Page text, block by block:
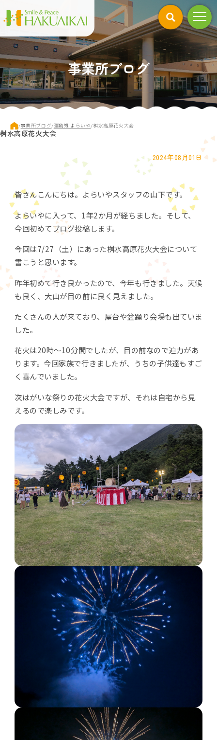
事業所ブログ
現
在
/事業所ブログ/運動処 よらいや/桝水高原花火大会
桝水高原花火大会
2024年08月01日
皆さんこんにちは。よらいやスタッフの山下です。
よらいやに入って、1年2か月が経ちました。そして、
今回初めてブログ投稿します。
今回は7/27（土）にあった桝水高原花火大会について
書こうと思います。
昨年初めて行き良かったので、今年も行きました。天候
も良く、大山が目の前に良く見えました。
たくさんの人が来ており、屋台や盆踊り会場も出ていま
した。
花火は20時～10分間でしたが、目の前なので迫力があ
ります。今回家族で行きましたが、うちの子供達もすご
く喜んでいました。
次はがいな祭りの花火大会ですが、それは自宅から見
えるので楽しみです。